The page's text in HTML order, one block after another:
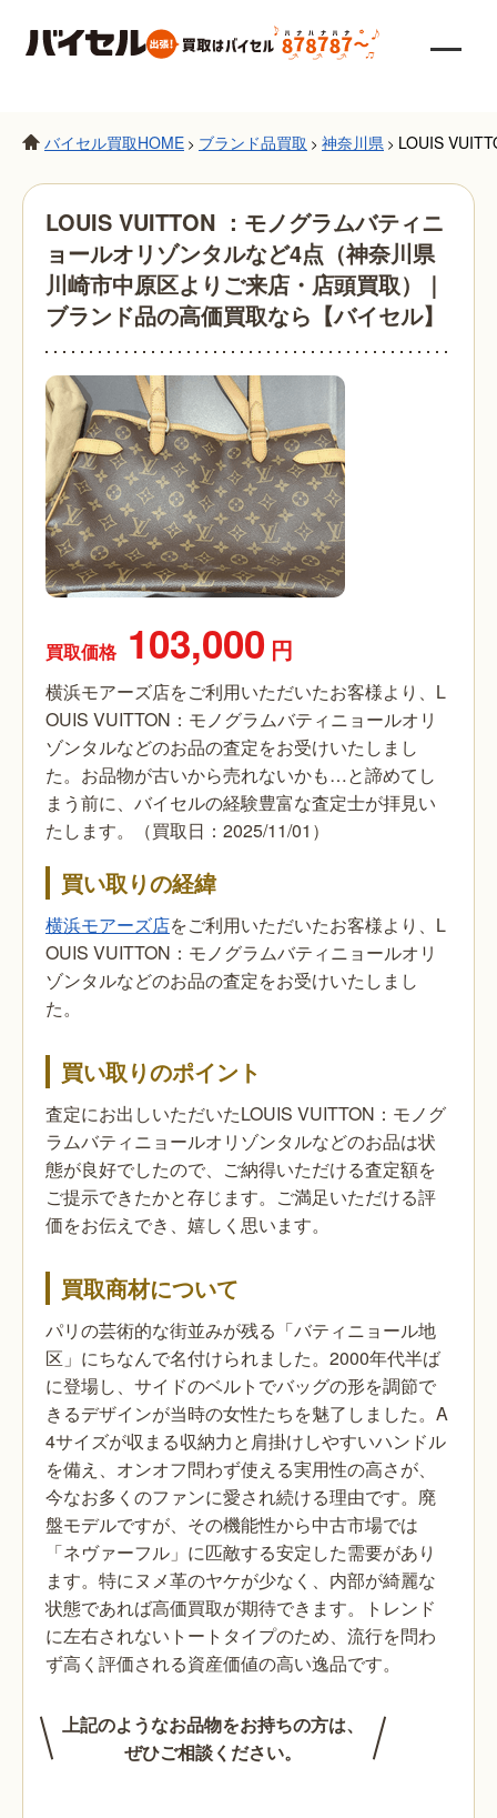
バイセル買取HOME > ブランド品買取 > 神奈川県 > LOUIS
LOUIS VUITTON ：モノグラムバティニ
ョールオリゾンタルなど4点（神奈川県
川崎市中原区よりご来店・店頭買取）｜
ブランド品の高価買取なら【バイセル】
買取価格 103,000 円
横浜モアーズ店をご利用いただいたお客様より、L
OUIS VUITTON：モノグラムバティニョールオリ
ゾンタルなどのお品の査定をお受けいたしまし
た。お品物が古いから売れないかも…と諦めてし
まう前に、バイセルの経験豊富な査定士が拝見い
たします。（買取日：2025/11/01）
買い取りの経緯
横浜モアーズ店をご利用いただいたお客様より、L
OUIS VUITTON：モノグラムバティニョールオリ
ゾンタルなどのお品の査定をお受けいたしまし
た。
買い取りのポイント
査定にお出しいただいたLOUIS VUITTON：モノグ
ラムバティニョールオリゾンタルなどのお品は状
態が良好でしたので、ご納得いただける査定額を
ご提示できたかと存じます。ご満足いただける評
価をお伝えでき、嬉しく思います。
買取商材について
パリの芸術的な街並みが残る「バティニョール地
区」にちなんで名付けられました。2000年代半ば
に登場し、サイドのベルトでバッグの形を調節で
きるデザインが当時の女性たちを魅了しました。A
4サイズが収まる収納力と肩掛けしやすいハンドル
を備え、オンオフ問わず使える実用性の高さが、
今なお多くのファンに愛され続ける理由です。廃
盤モデルですが、その機能性から中古市場では
「ネヴァーフル」に匹敵する安定した需要があり
ます。特にヌメ革のヤケが少なく、内部が綺麗な
状態であれば高価買取が期待できます。トレンド
に左右されないトートタイプのため、流行を問わ
ず高く評価される資産価値の高い逸品です。
上記のようなお品物をお持ちの方は、
ぜひご相談ください。